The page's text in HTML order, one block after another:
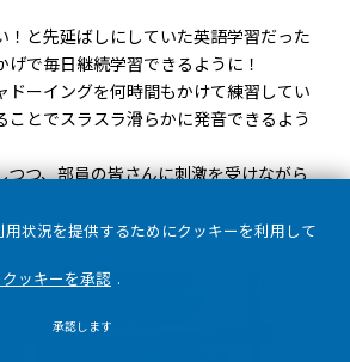
！と先延ばしにしていた英語学習だった
げで毎日継続学習できるように！
ドーイングを何時間もかけて練習してい
ことでスラスラ滑らかに発音できるよう
つつ、部員の皆さんに刺激を受けながら
状況を提供するためにクッキーを利用して
ッキーを承認 .
承認します